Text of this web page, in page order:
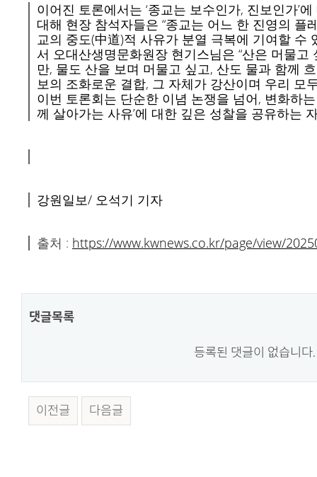
이어진 토론에서는 ‘종교는 보수인가, 진보인가’
대해 현장 참석자들은 “종교는 어느 한 진영의 플
교의 중도(中道)적 사유가 분열 극복에 기여할 수
서 오대산생명문화원장 현기스님은 “산은 머물
만, 물도 산을 보며 머물고 싶고, 산도 물과 함께
보의 조화로운 결합, 그 자체가 강산이며 우리 모
이번 토론회는 단순한 이념 논쟁을 넘어, 변화하
께 살아가는 사유’에 대한 깊은 성찰을 공유하는
강원일보/ 오석기 기자
출처 : https://www.kwnews.co.kr/page/view/
댓글목록
등록된 댓글이 없습니다.
이전글 다음글